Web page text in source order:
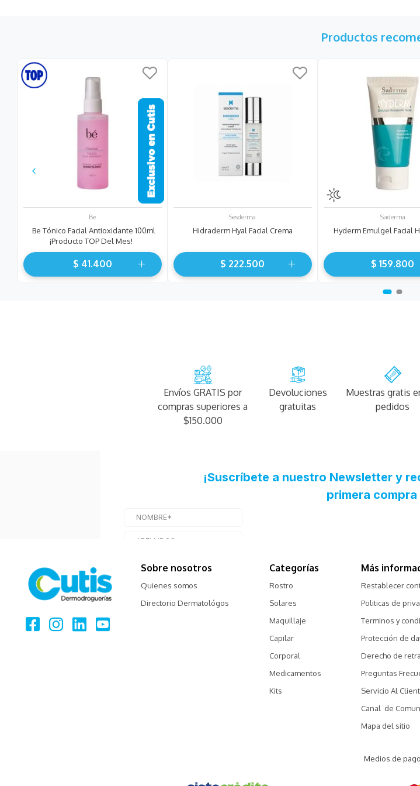
Productos
Be
Be Tónico Facial Antioxidante 100ml
¡Producto TOP Del Mes!
$ 41.400
Sesderma
Hidraderm Hyal Facial Crema
$ 222.500
Saderma
Hyderm Emulgel Facial
$ 159.800
Envíos GRATIS por
compras superiores a
$150.000
Devoluciones
gratuitas
Muestras gratis
pedidos
Sobre nosotros
Quienes somos
Directorio Dermatológos
Categorías
Rostro
Solares
Maquillaje
Capilar
Corporal
Medicamentos
Kits
Más
Restablecer
Politicas de
Terminos y
Protección de
Derecho de
Preguntas
Servicio Al
Canal  de
Mapa del sitio
Medios de pago